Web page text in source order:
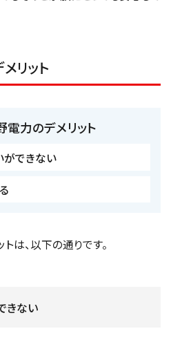
リット
電力のデメリット
ができない
は、以下の通りです。
きない